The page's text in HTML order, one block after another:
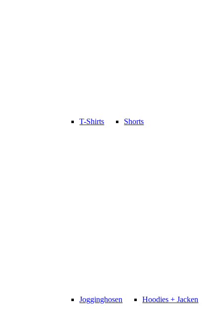
T-Shirts Shorts
Jogginghosen Hoodies + Jacken